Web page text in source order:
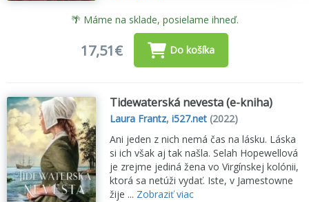
🌴 Máme na sklade, posielame ihneď.
17,51€ Do košíka
Tidewaterská nevesta (e-kniha)
Laura Frantz,i527.net (2022)
Ani jeden z nich nemá čas na lásku. Láska
si ich však aj tak našla. Selah Hopewellová
je zrejme jediná žena vo Virgínskej kolónii,
ktorá sa netúži vydať. Iste, v Jamestowne
žije ... Zobraziť viac